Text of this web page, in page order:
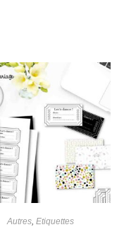
Autres,Etiquettes